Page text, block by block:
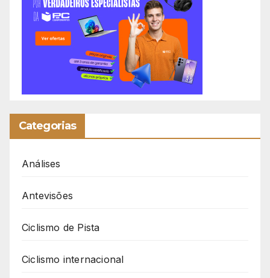
Categorias
Análises
Antevisões
Ciclismo de Pista
Ciclismo internacional